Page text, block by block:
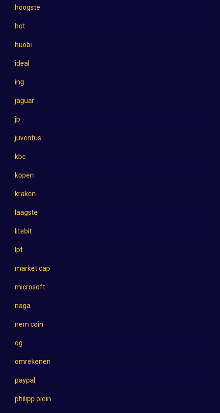
hoogste
hot
huobi
ideal
ing
jaguar
jb
juventus
kbc
kopen
kraken
laagste
litebit
lpt
market cap
microsoft
naga
nem coin
og
omrekenen
paypal
philipp plein